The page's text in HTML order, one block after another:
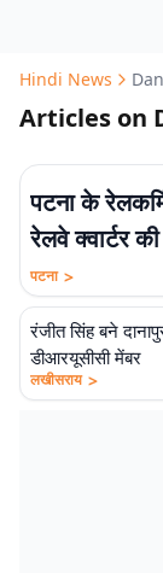
Hindi News
Articles on
पटना के
रेलवे क्वार्टर
पटना >
रंजीत सिंह बने
डीआरयूसीसी मेंबर
लखीसराय >